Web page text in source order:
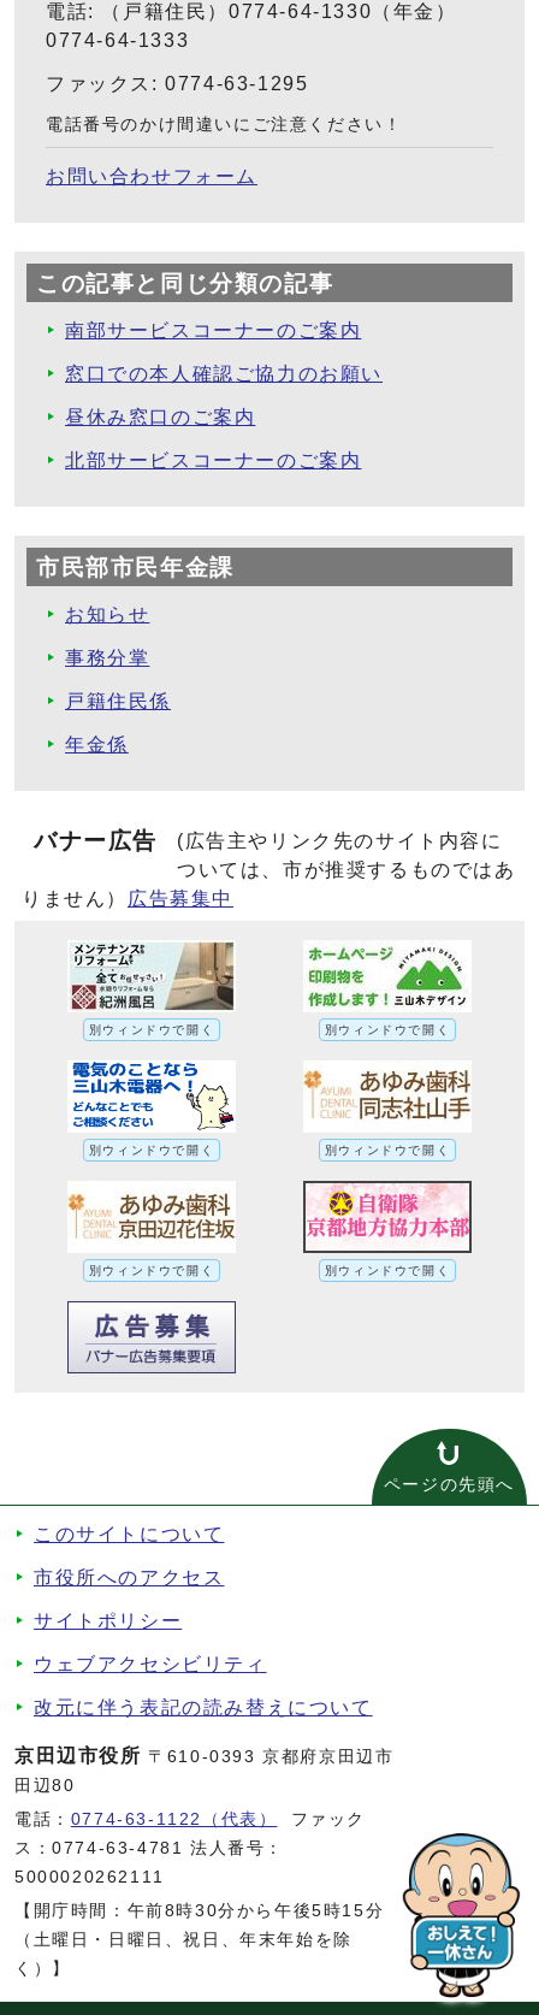
電話: （戸籍住民）0774-64-1330（年金）
0774-64-1333
ファックス: 0774-63-1295
電話番号のかけ間違いにご注意ください！
お問い合わせフォーム
この記事と同じ分類の記事
南部サービスコーナーのご案内
窓口での本人確認ご協力のお願い
昼休み窓口のご案内
北部サービスコーナーのご案内
市民部市民年金課
お知らせ
事務分掌
戸籍住民係
年金係
バナー広告
(広告主やリンク先のサイト内容に
ついては、市が推奨するものではあ
りません）
広告募集中
別ウィンドウで開く 別ウィンドウで開く
別ウィンドウで開く 別ウィンドウで開く
別ウィンドウで開く 別ウィンドウで開く
ページの先頭へ
このサイトについて
市役所へのアクセス
サイトポリシー
ウェブアクセシビリティ
改元に伴う表記の読み替えについて
京田辺市役所 〒610-0393 京都府京田辺市
田辺80
電話： 0774-63-1122（代表）
ファック
ス：0774-63-4781 法人番号：
5000020262111
【開庁時間：午前8時30分から午後5時15分
（土曜日・日曜日、祝日、年末年始を除
く）】